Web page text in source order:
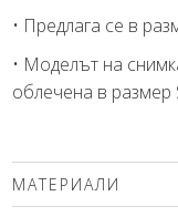
• Предлага се в
• Моделът на
облечена в размер
МАТЕРИАЛИ